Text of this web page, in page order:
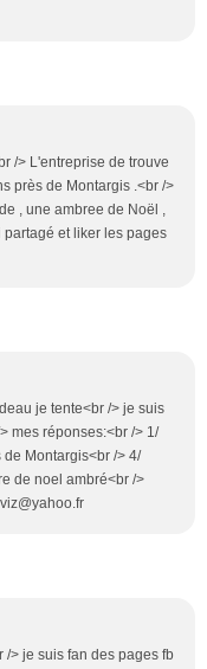
/> L'entreprise de trouve
près de Montargis .<br />
, une ambree de Noël ,
et liker les pages
je tente<br /> je suis
mes réponses:<br /> 1/
de Montargis<br /> 4/
de noel ambré<br />
> je suis fan des pages fb